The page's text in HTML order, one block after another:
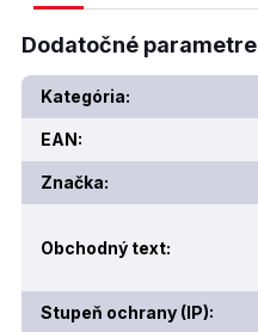
Dodatočné parametre
Kategória:
EAN:
Značka:
Obchodný text:
Stupeň ochrany (IP):